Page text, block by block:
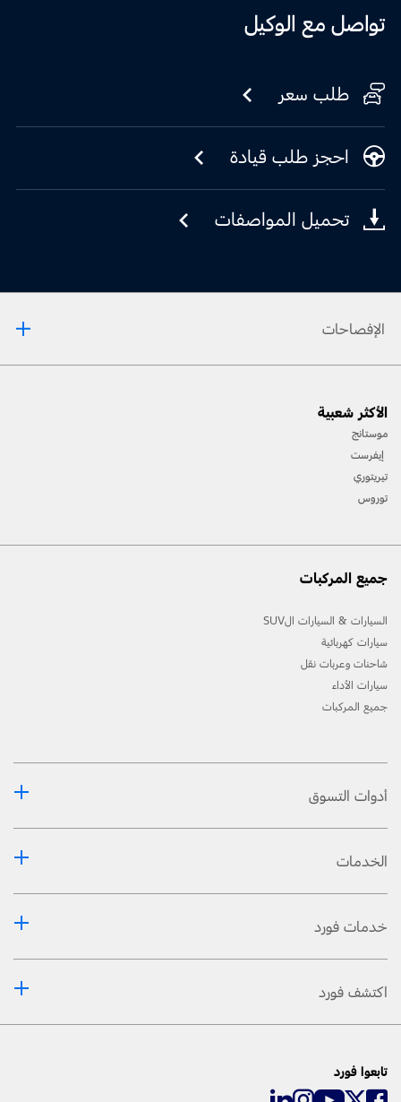
تواصل مع الوكيل
طلب سعر
احجز طلب قيادة
تحميل المواصفات
الإفصاحات
المسارات، وإستخدام معدّات السّلامة المناسبة.
[2] لن تتوفّر جميع ميّزات المركبة في جميع الأسواق. إتّصل بموزّع فورد المحلّي للحصول على أحدث
الأكثر شعبية
موستانج
إيفرست
تيريتوري
توروس
جميع المركبات
السيارات & السيارات الSUV
سيارات كهربائية
شاحنات وعربات نقل
سيارات الأداء
جميع المركبات
أدوات التسوق
الخدمات
خدمات فورد
اكتشف فورد
تابعوا فورد